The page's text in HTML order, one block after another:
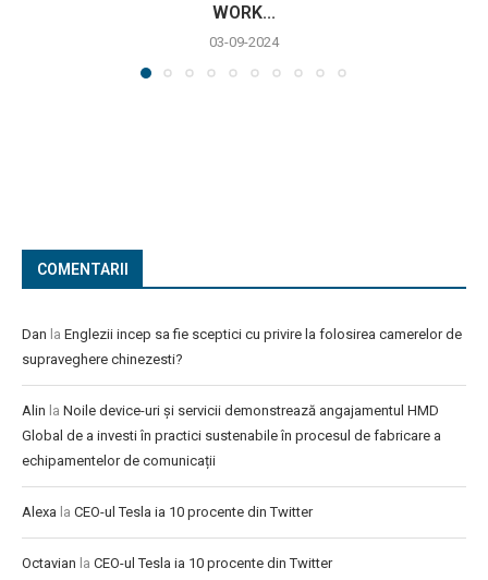
WORK...
03-09-2024
COMENTARII
Dan la Englezii incep sa fie sceptici cu privire la folosirea camerelor de
supraveghere chinezesti?
Alin la Noile device-uri și servicii demonstrează angajamentul HMD
Global de a investi în practici sustenabile în procesul de fabricare a
echipamentelor de comunicații
Alexa la CEO-ul Tesla ia 10 procente din Twitter
Octavian la CEO-ul Tesla ia 10 procente din Twitter